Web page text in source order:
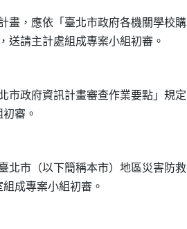
畫，應依「臺北市政府各機關學校購
市政府資訊計畫審查作業要點」規定
北市（以下簡稱本市）地區災害防救